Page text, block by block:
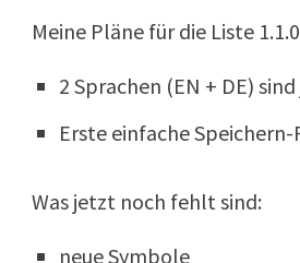
Meine Pläne für die Liste
2 Sprachen (EN + DE)
Erste einfache
Was jetzt noch fehlt sind:
neue Symbole